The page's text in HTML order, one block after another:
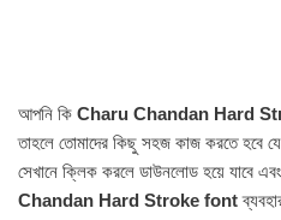
আপনি কি Charu Chandan Hard
তাহলে তোমাদের কিছু সহজ কাজ করতে হবে
সেখানে ক্লিক করলে ডাউনলোড হয়ে যাবে
Chandan Hard Stroke font